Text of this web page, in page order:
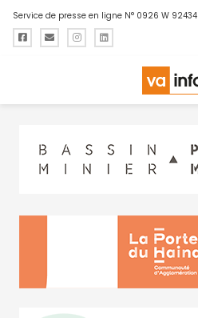
Service de presse en ligne N° 0926 W 92434